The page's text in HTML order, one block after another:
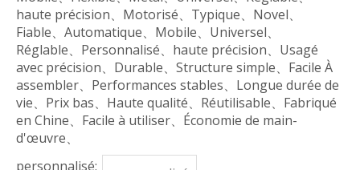
haute précision、Motorisé、Typique、Novel、
Fiable、Automatique、Mobile、Universel、
Réglable、Personnalisé、haute précision、Usagé
avec précision、Durable、Structure simple、Facile À
assembler、Performances stables、Longue durée de
vie、Prix bas、Haute qualité、Réutilisable、Fabriqué
en Chine、Facile à utiliser、Économie de main-
d'œuvre、
personnalisé: